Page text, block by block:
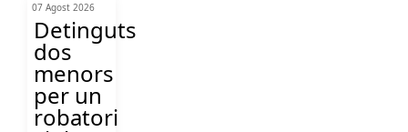
07 Agost 2026
Detinguts
dos
menors
per un
robatori